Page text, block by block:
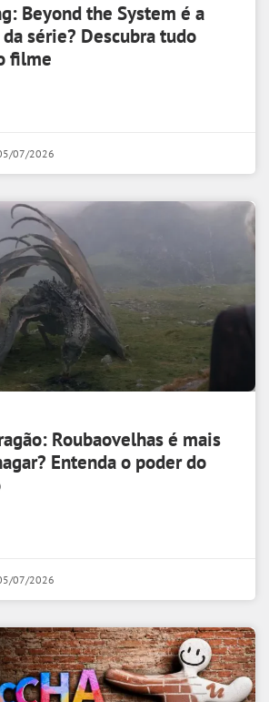
Beyond the System é a
série? Descubra tudo
filme
07/2026
Roubaovelhas é mais
Entenda o poder do
07/2026